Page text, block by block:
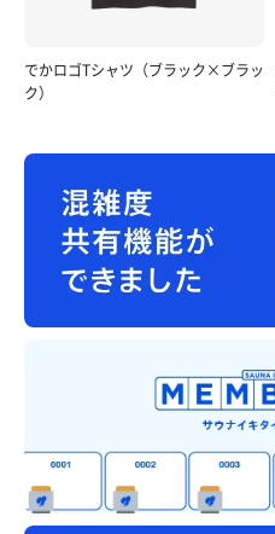
でかロゴTシャツ（ブラック×ブラッ
ク）